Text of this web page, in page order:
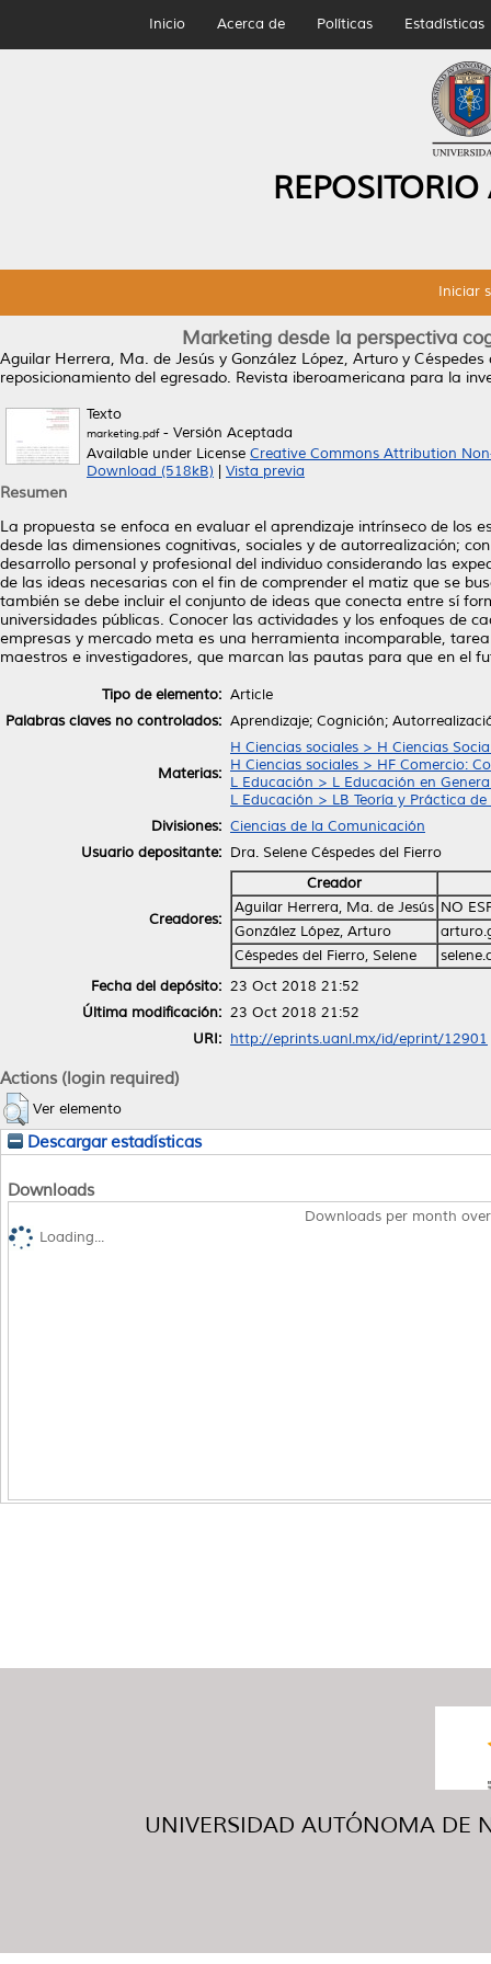
Inicio Acerca de Políticas Estadísticas
Iniciar
Marketing desde la perspectiva
Aguilar Herrera, Ma. de Jesús y González López, Arturo y Céspedes
reposicionamiento del egresado. Revista iberoamericana para la
Texto
marketing.pdf- Versión Aceptada
Available under License Creative Commons Attribution
Download (518kB)
Vista previa
Resumen
La propuesta se enfoca en evaluar el aprendizaje intrínseco de los
desde las dimensiones cognitivas, sociales y de autorrealización;
desarrollo personal y profesional del individuo considerando las
de las ideas necesarias con el fin de comprender el matiz que se
también se debe incluir el conjunto de ideas que conecta entre sí
universidades públicas. Conocer las actividades y los enfoques de
empresas y mercado meta es una herramienta incomparable,
maestros e investigadores, que marcan las pautas para que en el
Tipo de elemento: Article
Palabras claves no controlados: Aprendizaje; Cognición;
Materias:
H Ciencias sociales > H Ciencias
H Ciencias sociales > HF Comercio:
L Educación > L Educación en
L Educación > LB Teoría y Práctica
Divisiones: Ciencias de la Comunicación
Usuario depositante: Dra. Selene Céspedes del Fierro
Creadores:
Creador
Aguilar Herrera, Ma. de Jesús NO
González López, Arturo
Céspedes del Fierro, Selene
Fecha del depósito: 23 Oct 2018 21:52
Última modificación: 23 Oct 2018 21:52
URI: http://eprints.uanl.mx/id/eprint/12901
Actions (login required)
Ver elemento
Descargar estadísticas
Downloads
Downloads per month
Loading...
UNIVERSIDAD AUTÓNOMA DE